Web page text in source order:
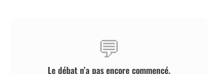
💬
Le débat n’a pas encore commencé.